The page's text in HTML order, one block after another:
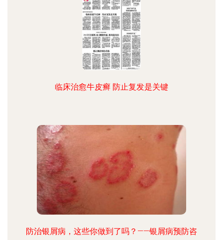
临床治愈牛皮癣 防止复发是关键
防治银屑病，这些你做到了吗？——银屑病预防咨